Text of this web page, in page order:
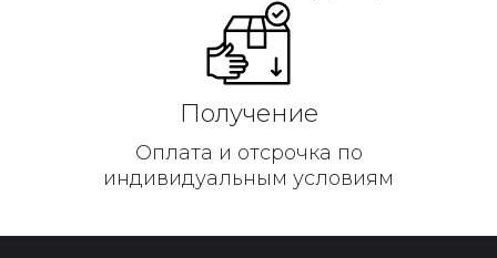
Получение
Оплата и отсрочка по
индивидуальным условиям